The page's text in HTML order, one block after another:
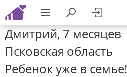
Дмитрий, 7 месяцев
Псковская область
Ребенок уже в семье!